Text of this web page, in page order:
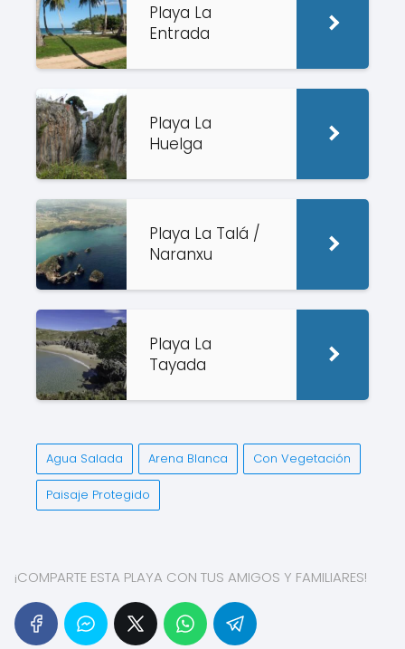
Playa La
Entrada
Playa La
Huelga
Playa La Talá /
Naranxu
Playa La
Tayada
Agua Salada Arena Blanca Con Vegetación
Paisaje Protegido
¡COMPARTE ESTA PLAYA CON TUS AMIGOS Y FAMILIARES!